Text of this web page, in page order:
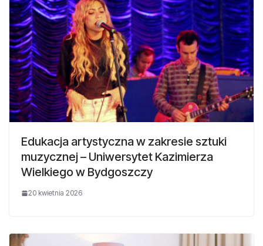
Edukacja artystyczna w zakresie sztuki
muzycznej – Uniwersytet Kazimierza
Wielkiego w Bydgoszczy
20 kwietnia 2026